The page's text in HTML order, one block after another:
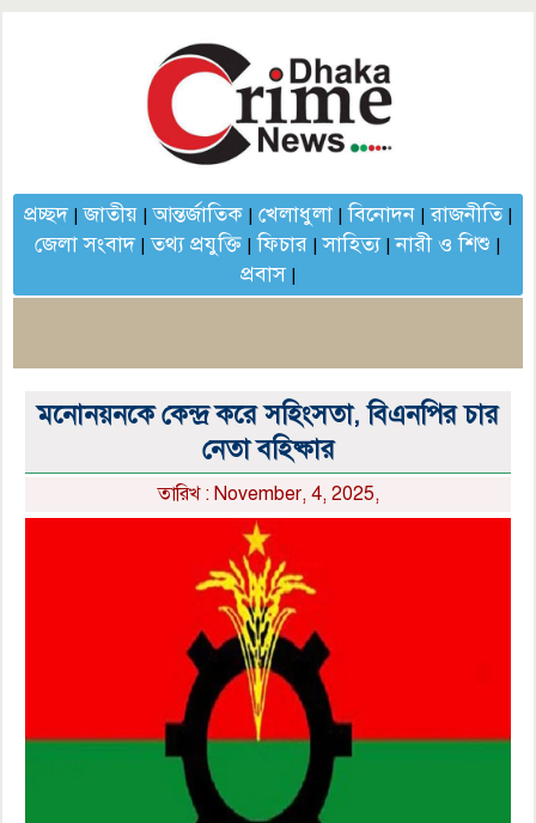
প্রচ্ছদ|জাতীয়|আন্তর্জাতিক| খেলাধুলা|বিনোদন|রাজনীতি|
জেলা সংবাদ|তথ্য প্রযুক্তি |ফিচার |সাহিত্য|নারী ও শিশু |
প্রবাস|
মনোনয়নকে কেন্দ্র করে সহিংসতা, বিএনপির চার
নেতা বহিষ্কার
তারিখ : November, 4, 2025,